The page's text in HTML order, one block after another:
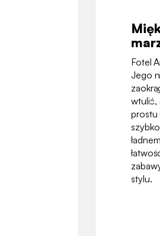
Fotel
Jego
wtulić,
prostu
stylu.